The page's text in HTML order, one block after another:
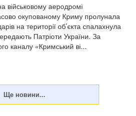
військовому аеродромі
окупованому Криму пролунала
на території об’єкта спалахнула
Патріоти України. За
каналу «Кримський ві...